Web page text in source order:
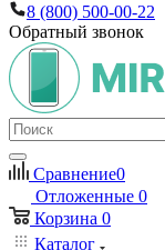
8 (800) 500-00-22
Обратный звонок
Сравнение0
Отложенные 0
Корзина 0
Каталог